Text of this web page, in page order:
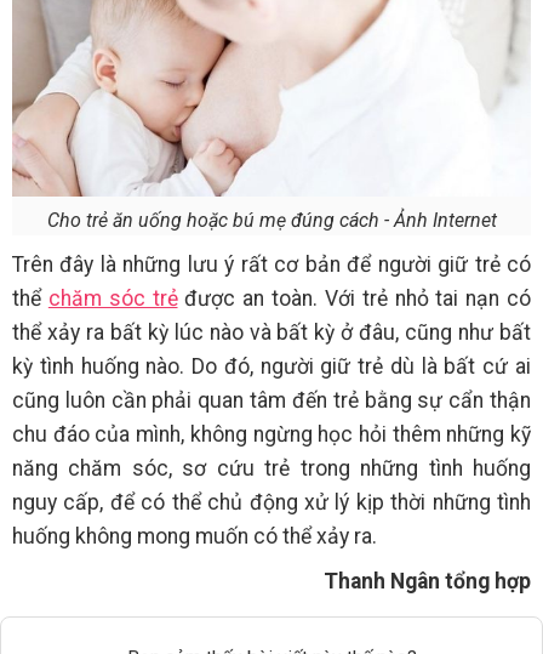
Cho trẻ ăn uống hoặc bú mẹ đúng cách - Ảnh Internet
Trên đây là những lưu ý rất cơ bản để người giữ trẻ có
thể chăm sóc trẻđược an toàn. Với trẻ nhỏ tai nạn có
thể xảy ra bất kỳ lúc nào và bất kỳ ở đâu, cũng như bất
kỳ tình huống nào. Do đó, người giữ trẻ dù là bất cứ ai
cũng luôn cần phải quan tâm đến trẻ bằng sự cẩn thận
chu đáo của mình, không ngừng học hỏi thêm những kỹ
năng chăm sóc, sơ cứu trẻ trong những tình huống
nguy cấp, để có thể chủ động xử lý kịp thời những tình
huống không mong muốn có thể xảy ra.
Thanh Ngân tổng hợp